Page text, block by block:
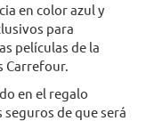
en color azul y
para
películas de la
Carrefour.
en el regalo
de que será